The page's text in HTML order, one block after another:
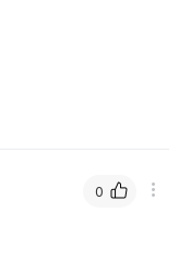
0